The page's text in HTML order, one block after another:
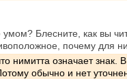
Блесните, как вы
почему для
нимитта означает знак.
обычно и нет